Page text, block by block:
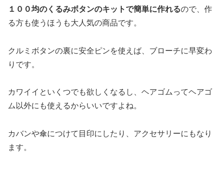
１００均のくるみボタンのキットで簡単に作れるので、作
る方も使うほうも大人気の商品です。
クルミボタンの裏に安全ピンを使えば、ブローチに早変わ
りです。
カワイイといくつでも欲しくなるし、ヘアゴムってヘアゴ
ム以外にも使えるからいいですよね。
カバンや傘につけて目印にしたり、アクセサリーにもなり
ます。